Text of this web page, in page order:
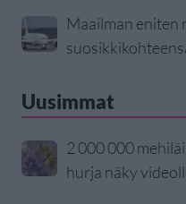
Maailman eniten
Uusimmat
2 000 000
hurja näky